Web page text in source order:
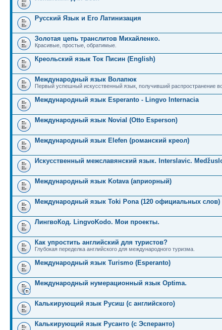
Русский Язык и Его Латинизация
Золотая цепь транслитов Михайленко.
Красивые, простые, обратимые.
Креольский язык Ток Писин (English)
Международный язык Волапюк
Первый успешный искусственный язык, получивший распространение
Международный язык Esperanto - Lingvo Internacia
Международный язык Novial (Otto Esperson)
Международный язык Elefen (романский креол)
Искусственный межславянский язык. Interslavic.
Международный язык Kotava (априорный)
Международный язык Toki Pona (120 официальных слов)
ЛингвоКод. LingvoKodo. Мои проекты.
Как упростить английский для туристов?
Глубокая переделка английского для международного туризма.
Международный язык Turismo (Esperanto)
Международный нумерационный язык Optima.
Калькирующий язык Русиш (с английского)
Калькирующий язык Русанто (с Эсперанто)